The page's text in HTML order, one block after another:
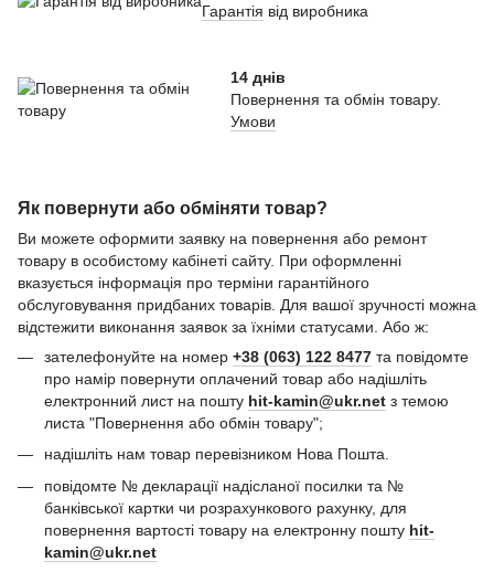
Гарантія від виробника
14 днів
Повернення та обмін товару.
Умови
Як повернути або обміняти товар?
Ви можете оформити заявку на повернення або ремонт
товару в особистому кабінеті сайту. При оформленні
вказується інформація про терміни гарантійного
обслуговування придбаних товарів. Для вашої зручності можна
відстежити виконання заявок за їхніми статусами. Або ж:
зателефонуйте на номер +38 (063) 122 8477 та повідомте
про намір повернути оплачений товар або надішліть
електронний лист на пошту hit-kamin@ukr.net з темою
листа "Повернення або обмін товару";
надішліть нам товар перевізником Нова Пошта.
повідомте № декларації надісланої посилки та №
банківської картки чи розрахункового рахунку, для
повернення вартості товару на електронну пошту hit-
kamin@ukr.net